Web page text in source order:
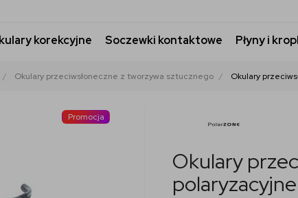
korekcyjne Soczewki kontaktowe Płyny i
Okulary przeciwsłoneczne z tworzywa sztucznego Okulary
Promocja
Okulary